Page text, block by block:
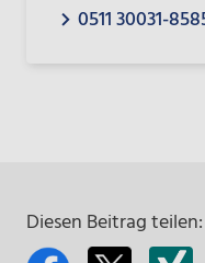
0511 30031-
Diesen Beitrag teilen: